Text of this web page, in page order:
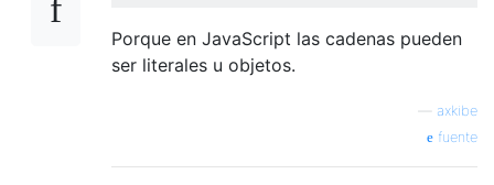
Porque en JavaScript las cadenas pueden
ser literales u objetos.
axkibe
fuente